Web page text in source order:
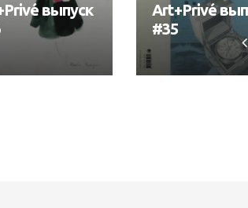
выпуск
Art+Privé
#35